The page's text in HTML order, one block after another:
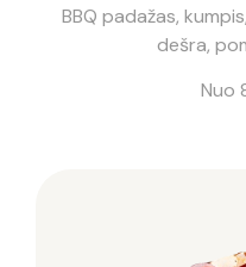
BBQ padažas,
dešra,
Nuo